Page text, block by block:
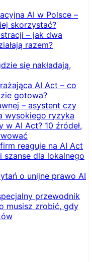
AI w Polsce –
skorzystać?
– jak dwa
razem?
się nakładają,
AI Act – co
gotowa?
– asystent czy
wysokiego ryzyka
w AI Act? 10 źródeł,
reaguje na AI Act
dla lokalnego
o unijne prawo AI
przewodnik
musisz zrobić, gdy